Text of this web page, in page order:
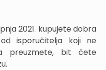
2021. kupujete dobra
isporučitelja koji ne
preuzmete, bit ćete